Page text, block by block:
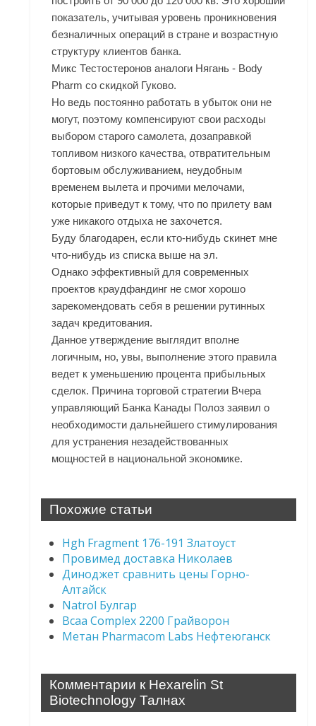
показатель, учитывая уровень проникновения
безналичных операций в стране и возрастную
структуру клиентов банка.
Микс Тестостеронов аналоги Нягань - Body
Pharm со скидкой Гуково.
Но ведь постоянно работать в убыток они не
могут, поэтому компенсируют свои расходы
выбором старого самолета, дозаправкой
топливом низкого качества, отвратительным
бортовым обслуживанием, неудобным
временем вылета и прочими мелочами,
которые приведут к тому, что по прилету вам
уже никакого отдыха не захочется.
Буду благодарен, если кто-нибудь скинет мне
что-нибудь из списка выше на эл.
Однако эффективный для современных
проектов краудфандинг не смог хорошо
зарекомендовать себя в решении рутинных
задач кредитования.
Данное утверждение выглядит вполне
логичным, но, увы, выполнение этого правила
ведет к уменьшению процента прибыльных
сделок. Причина торговой стратегии Вчера
управляющий Банка Канады Полоз заявил о
необходимости дальнейшего стимулирования
для устранения незадействованных
мощностей в национальной экономике.
Похожие статьи
Hgh Fragment 176-191 Златоуст
Провимед доставка Николаев
Диноджет сравнить цены Горно-
Алтайск
Natrol Булгар
Bcaa Complex 2200 Грайворон
Метан Pharmacom Labs Нефтеюганск
Комментарии к Hexarelin St
Biotechnology Талнах